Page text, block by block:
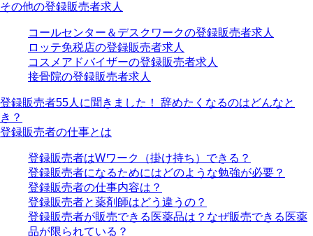
その他の登録販売者求人
コールセンター＆デスクワークの登録販売者求人
ロッテ免税店の登録販売者求人
コスメアドバイザーの登録販売者求人
接骨院の登録販売者求人
登録販売者55人に聞きました！ 辞めたくなるのはどんなと
き？
登録販売者の仕事とは
登録販売者はWワーク（掛け持ち）できる？
登録販売者になるためにはどのような勉強が必要？
登録販売者の仕事内容は？
登録販売者と薬剤師はどう違うの？
登録販売者が販売できる医薬品は？なぜ販売できる医薬
品が限られている？